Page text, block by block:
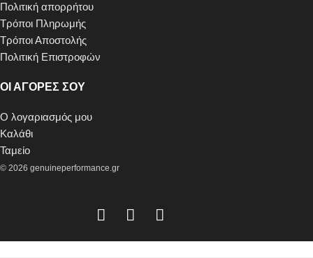
Πολιτική απορρήτου
Τρόποι Πληρωμής
Τρόποι Αποστολής
Πολιτική Επιστροφών
ΟΙ ΑΓΟΡΕΣ ΣΟΥ
Ο λογαριασμός μου
Καλάθι
Ταμείο
© 2026 genuineperformance.gr